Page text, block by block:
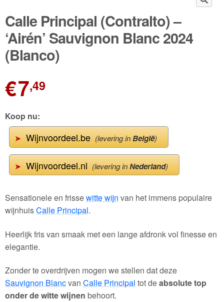
Wijnpakketten
Calle Principal (Contralto) –
‘Airén’ Sauvignon Blanc 2024
(Blanco)
€7,49
Koop nu:
➤Wijnvoordeel.be(levering inBelgië)
➤Wijnvoordeel.nl(levering inNederland)
Sensationele en frissewitte wijn van het immens populaire
wijnhuisCalle Principal.
Heerlijk fris van smaak met een lange afdronk vol finesse en
elegantie.
Zonder te overdrijven mogen we stellen dat deze
Sauvignon Blancvan Calle Principal tot deabsolute top
onder de witte wijnen behoort.